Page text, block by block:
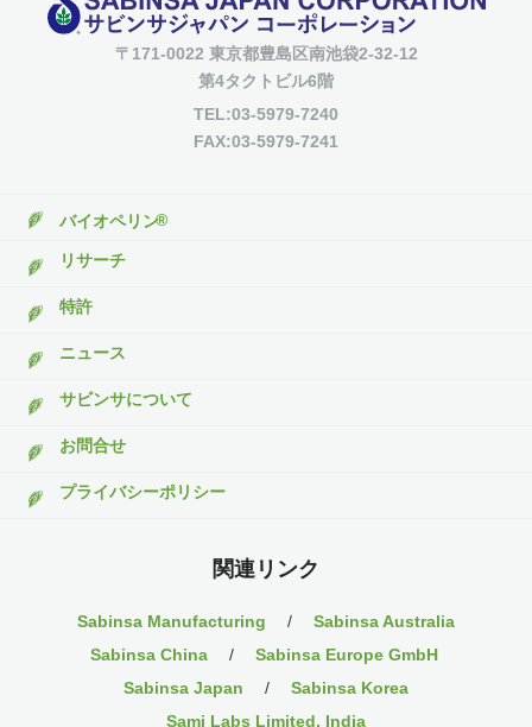
〒171-0022 東京都豊島区南池袋2-32-12
第4タクトビル6階
TEL:03-5979-7240
FAX:03-5979-7241
バイオペリン®
リサーチ
特許
ニュース
サビンサについて
お問合せ
プライバシーポリシー
関連リンク
Sabinsa Manufacturing /
Sabinsa Australia
Sabinsa China
/
Sabinsa Europe GmbH
Sabinsa Japan
/
Sabinsa Korea
Sami Labs Limited, India